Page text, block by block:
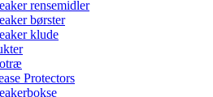
rensemidler
børster
klude
Protectors